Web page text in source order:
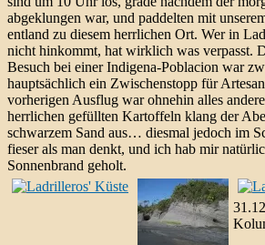
abgeklungen war, und paddelten mit
entland zu diesem herrlichen Ort. Wer in
nicht hinkommt, hat wirklich was verpasst.
Besuch bei einer Indigena-Poblacion war
hauptsächlich ein Zwischenstopp für
vorherigen Ausflug war ohnehin alles
herrlichen gefüllten Kartoffeln klang der
schwarzem Sand aus… diesmal jedoch im
fieser als man denkt, und ich hab mir
Sonnenbrand geholt.